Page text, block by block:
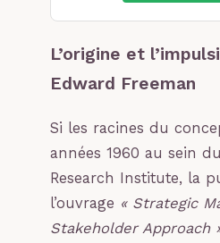
L’origine et
Edward Freeman
Si les racines du
années 1960 au sein
Research Institute, la
l’ouvrage « Strategic
Stakeholder Approach